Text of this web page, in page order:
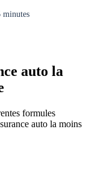
minutes
auto la
formules
auto la moins